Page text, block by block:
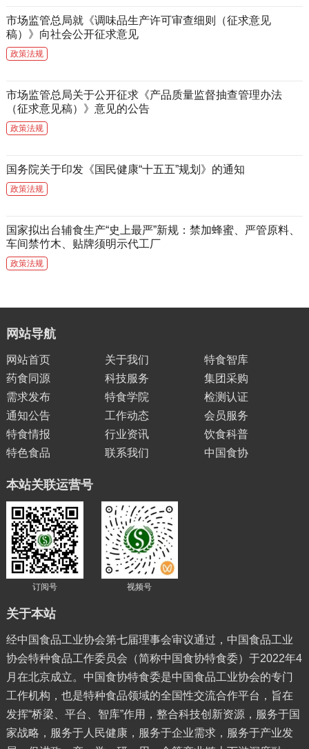
市场监管总局就《调味品生产许可审查细则（征求意见
稿）》向社会公开征求意见
政策法规
市场监管总局关于公开征求《产品质量监督抽查管理办法
（征求意见稿）》意见的公告
政策法规
国务院关于印发《国民健康“十五五”规划》的通知
政策法规
国家拟出台辅食生产“史上最严”新规：禁加蜂蜜、严管原料、
车间禁竹木、贴牌须明示代工厂
政策法规
网站导航
网站首页 关于我们
特食智库
药食同源
科技服务
集团采购
需求发布
特食学院
检测认证
通知公告
工作动态
会员服务
特食情报
行业资讯
饮食科普
特色食品
联系我们 中国食协
本站关联运营号
订阅号 视频号
关于本站
经中国食品工业协会第七届理事会审议通过，中国食品工业
协会特种食品工作委员会（简称中国食协特食委）于2022年4
月在北京成立。中国食协特食委是中国食品工业协会的专门
工作机构，也是特种食品领域的全国性交流合作平台，旨在
发挥“桥梁、平台、智库”作用，整合科技创新资源，服务于国
家战略，服务于人民健康，服务于企业需求，服务于产业发